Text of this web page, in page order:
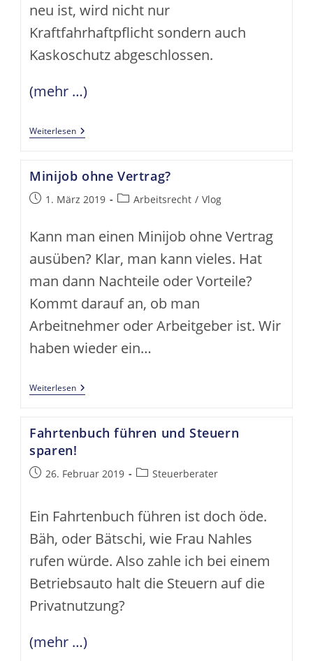
neu ist, wird nicht nur
Kraftfahrhaftpflicht sondern auch
Kaskoschutz abgeschlossen.
(mehr …)
WeiterlesenVersicherungsprämie
–
Und
Versicherung
Nicht
Zahlen?
Minijob ohne Vertrag?
Beitrag1. März 2019
Beitrags-
Arbeitsrecht / Vlog
Kann man einen Minijob ohne Vertrag
ausüben? Klar, man kann vieles. Hat
man dann Nachteile oder Vorteile?
Kommt darauf an, ob man
Arbeitnehmer oder Arbeitgeber ist. Wir
haben wieder ein…
WeiterlesenMinijob
Ohne
Fahrtenbuch führen und Steuern
sparen!
Beitrag26. Februar 2019
Beitrags-
Steuerberater
Ein Fahrtenbuch führen ist doch öde.
Bäh, oder Bätschi, wie Frau Nahles
rufen würde. Also zahle ich bei einem
Betriebsauto halt die Steuern auf die
Privatnutzung?
(mehr …)